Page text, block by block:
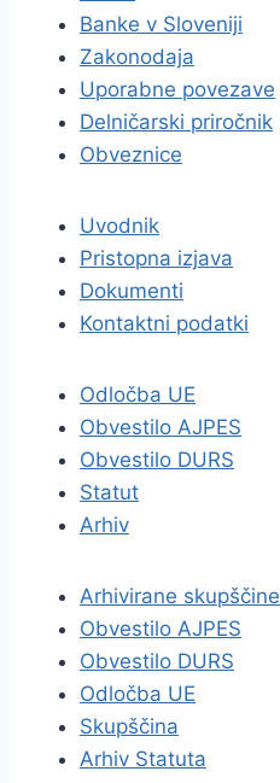
Banke v Sloveniji
Zakonodaja
Uporabne povezave
Delničarski priročnik
Obveznice
Uvodnik
Pristopna izjava
Dokumenti
Kontaktni podatki
Odločba UE
Obvestilo AJPES
Obvestilo DURS
Statut
Arhiv
Arhivirane skupščine
Obvestilo AJPES
Obvestilo DURS
Odločba UE
Skupščina
Arhiv Statuta